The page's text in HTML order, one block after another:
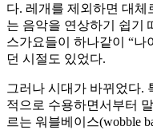
다. 레개를 제외하면 대
는 음악을 연상하기 쉽기
스가요들이 하나같이 “나
던 시절도 있었다.
그러나 시대가 바뀌었다.
적으로 수용하면서부터
르는 워블베이스(wobble